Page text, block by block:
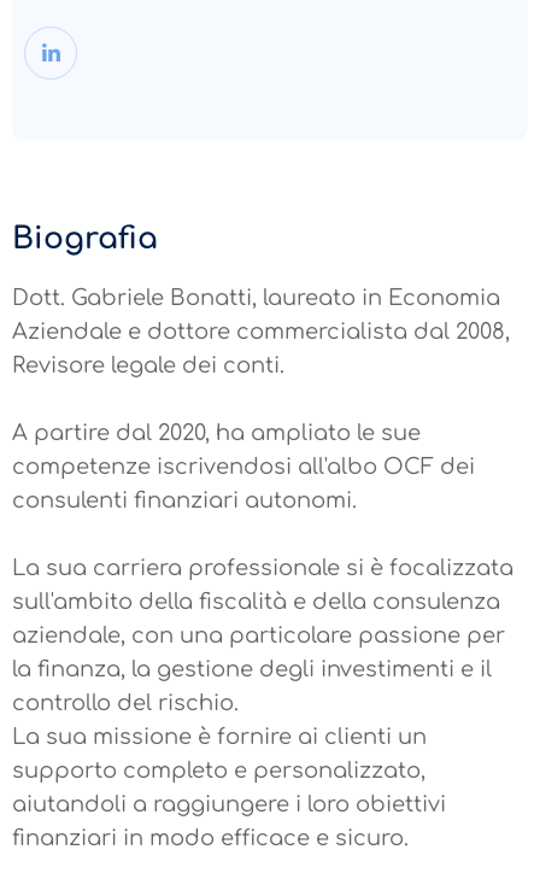
Biografia
Dott. Gabriele Bonatti, laureato in Economia
Aziendale e dottore commercialista dal 2008,
Revisore legale dei conti.
A partire dal 2020, ha ampliato le sue
competenze iscrivendosi all'albo OCF dei
consulenti finanziari autonomi.
La sua carriera professionale si è focalizzata
sull'ambito della fiscalità e della consulenza
aziendale, con una particolare passione per
la finanza, la gestione degli investimenti e il
controllo del rischio.
La sua missione è fornire ai clienti un
supporto completo e personalizzato,
aiutandoli a raggiungere i loro obiettivi
finanziari in modo efficace e sicuro.